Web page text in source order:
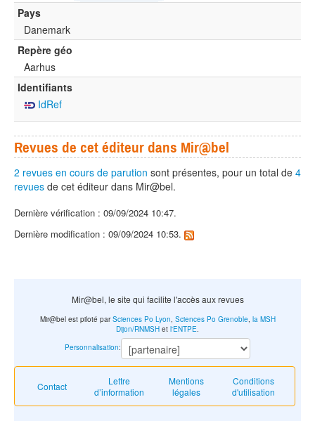
Pays
Danemark
Repère géo
Aarhus
Identifiants
IdRef
Revues de cet éditeur dans Mir@bel
2 revues en cours de parution sont présentes, pour un total de 4
revues de cet éditeur dans Mir@bel.
Dernière vérification : 09/09/2024 10:47.
Dernière modification : 09/09/2024 10:53.
Mir@bel, le site qui facilite l'accès aux revues
Contact
Lettre
d’information
Mentions
légales
Conditions
d'utilisation
Mir@bel est piloté parSciences Po Lyon Sciences Po Grenoble, la MSH
Dijon/RNMSH et l'ENTPE
Personnalisation: